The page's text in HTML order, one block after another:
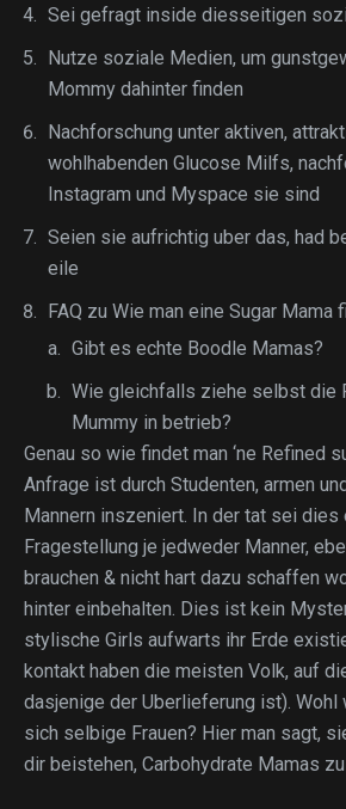
Sei gefragt inside diesseitigen
Nutze soziale Medien, um
Mommy dahinter finden
Nachforschung unter aktiven,
wohlhabenden Glucose Milfs,
Instagram und Myspace sie sind
Seien sie aufrichtig uber das, had
eile
FAQ zu Wie man eine Sugar Mama
Gibt es echte Boodle Mamas?
Wie gleichfalls ziehe selbst die
Mummy in betrieb?
Genau so wie findet man ‘ne Refined
Anfrage ist durch Studenten, armen
Mannern inszeniert. In der tat sei dies
Fragestellung je jedweder Manner,
brauchen & nicht hart dazu schaffen
hinter einbehalten. Dies ist kein
stylische Girls aufwarts ihr Erde
kontakt haben die meisten Volk, auf
dasjenige der Uberlieferung ist). Wohl
sich selbige Frauen? Hier man sagt,
dir beistehen, Carbohydrate Mamas